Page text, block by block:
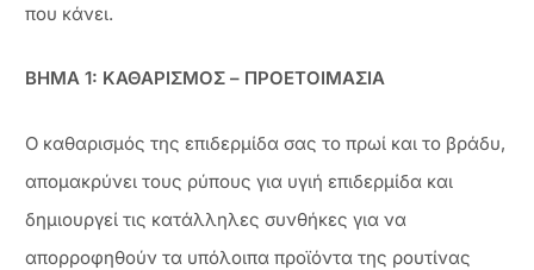
που κάνει.
ΒΗΜΑ 1: ΚΑΘΑΡΙΣΜΟΣ – ΠΡΟΕΤΟΙΜΑΣΙΑ
Ο καθαρισμός της επιδερμίδα σας το πρωί και το βράδυ,
απομακρύνει τους ρύπους για υγιή επιδερμίδα και
δημιουργεί τις κατάλληλες συνθήκες για να
απορροφηθούν τα υπόλοιπα προϊόντα της ρουτίνας